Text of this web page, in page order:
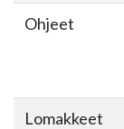
Ohjeet
Lomakkeet